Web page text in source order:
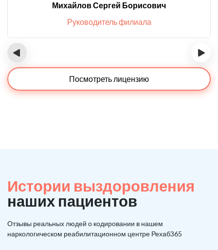
Михайлов Сергей Борисович
Руководитель филиала
‹ ›
Посмотреть лицензию
Истории выздоровления
наших пациентов
Отзывы реальных людей о кодировании в нашем
наркологическом реабилитационном центре Рехаб365